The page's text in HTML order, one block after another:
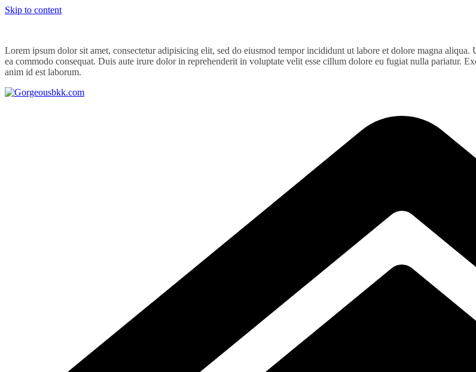
Skip to content
Lorem ipsum dolor sit amet, consectetur adipisicing elit, sed do eiusmod tempor incididunt ut labore et dolore magna
ea commodo consequat. Duis aute irure dolor in reprehenderit in voluptate velit esse cillum dolore eu fugiat nulla pariatur.
anim id est laborum.